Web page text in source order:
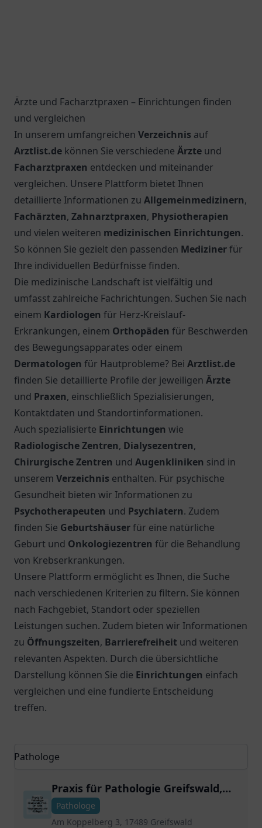
Ärzte und Facharztpraxen – Einrichtungen finden
und vergleichen
In unserem umfangreichen Verzeichnis auf
Arztlist.de können Sie verschiedene Ärzte und
Facharztpraxen entdecken und miteinander
vergleichen. Unsere Plattform bietet Ihnen
detaillierte Informationen zu Allgemeinmedizinern,
Fachärzten, Zahnarztpraxen, Physiotherapien
und vielen weiteren medizinischen Einrichtungen.
So können Sie gezielt den passenden Medizinerfür
Ihre individuellen Bedürfnisse finden.
Die medizinische Landschaft ist vielfältig und
umfasst zahlreiche Fachrichtungen. Suchen Sie nach
einem Kardiologen für Herz-Kreislauf-
Erkrankungen, einem Orthopäden für Beschwerden
des Bewegungsapparates oder einem
Dermatologen für Hautprobleme? Bei Arztlist.de
finden Sie detaillierte Profile der jeweiligen Ärzte
und Praxen, einschließlich Spezialisierungen,
Kontaktdaten und Standortinformationen.
Auch spezialisierte Einrichtungen wie
Radiologische Zentren, Dialysezentren,
Chirurgische Zentren und Augenkliniken sind in
unserem Verzeichnis enthalten. Für psychische
Gesundheit bieten wir Informationen zu
Psychotherapeuten und Psychiatern. Zudem
finden Sie Geburtshäuserfür eine natürliche
Geburt und Onkologiezentren für die Behandlung
von Krebserkrankungen.
Unsere Plattform ermöglicht es Ihnen, die Suche
nach verschiedenen Kriterien zu filtern. Sie können
nach Fachgebiet, Standort oder speziellen
Leistungen suchen. Zudem bieten wir Informationen
zu Öffnungszeiten, Barrierefreiheit und weiteren
relevanten Aspekten. Durch die übersichtliche
Darstellung können Sie die Einrichtungen einfach
vergleichen und eine fundierte Entscheidung
treffen.
Praxis für Pathologie Greifswald,
Prof. Dr. Silke Vogelgesang und
Kollegen
Pathologe
Am Koppelberg 3, 17489 Greifswald